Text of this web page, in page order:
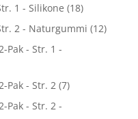
1 - Silikone (18)
2 - Naturgummi (12)
Pak - Str. 1 -
Pak - Str. 2 (7)
Pak - Str. 2 -